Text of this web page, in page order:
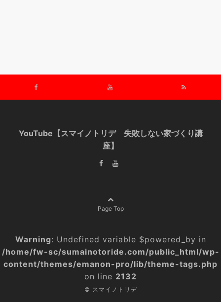
YouTube【スマイノトリデ 失敗しない家づくり講
座】
Page Top
Warning: Undefined variable $powered_by in
/home/fw-sc/sumainotoride.com/public_html/wp-
content/themes/emanon-pro/lib/theme-tags.php
on line 2132
© スマイノトリデ